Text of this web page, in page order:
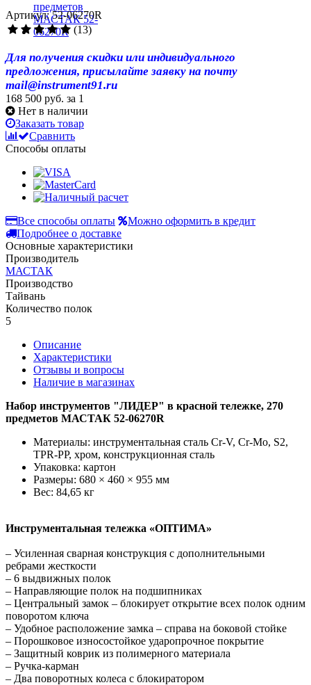
Артикул: 52-06270R
(13)
Для получения скидки или индивидуального
предложения, присылайте заявку на почту
mail@instrument91.ru
168 500 руб. за 1
Нет в наличии
Заказать товар
Сравнить
Способы оплаты
Все способы оплаты
Можно оформить в кредит
Подробнее о доставке
Основные характеристики
Производитель
МАСТАК
Производство
Тайвань
Количество полок
5
Описание
Характеристики
Отзывы и вопросы
Наличие в магазинах
Набор инструментов "ЛИДЕР" в красной тележке, 270
предметов МАСТАК 52-06270R
Материалы: инструментальная сталь Cr-V, Cr-Mo, S2,
TPR-PP, хром, конструкционная сталь
Упаковка: картон
Размеры: 680 × 460 × 955 мм
Вес: 84,65 кг
Инструментальная тележка «ОПТИМА»
– Усиленная сварная конструкция с дополнительными
ребрами жесткости
– 6 выдвижных полок
– Направляющие полок на подшипниках
– Центральный замок – блокирует открытие всех полок одним
поворотом ключа
– Удобное расположение замка – справа на боковой стойке
– Порошковое износостойкое ударопрочное покрытие
– Защитный коврик из полимерного материала
– Ручка-карман
– Два поворотных колеса с блокиратором